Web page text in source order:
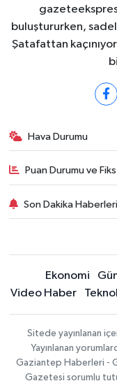
buluştururken,
Şatafattan
Hava Durumu
Puan Durumu ve
Son Dakika Haberleri
Ekonomi
Video Haber
Sitede yayınlanan
Yayınlanan
Gaziantep Haberleri -
Gazetesi sorumlu